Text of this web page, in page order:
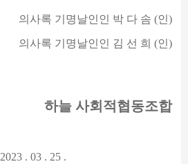
의사록 기명날인인 박 다 솜 (인 )
의사록 기명날인인 김 선 희 (인 )
하늘 사회적협동조합
2023 . 03 . 25 .